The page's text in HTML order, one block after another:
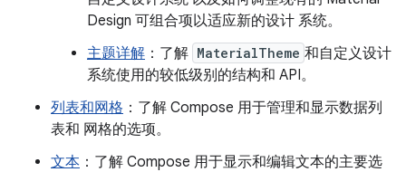
Design 可组合项以适应新的设计 系统。
主题详解 ：了解 MaterialTheme 和自定义设计
系统使用的较低级别的结构和 API。
列表和网格 ：了解 Compose 用于管理和显示数据列
表和 网格的选项。
文本 ：了解 Compose 用于显示和编辑文本的主要选